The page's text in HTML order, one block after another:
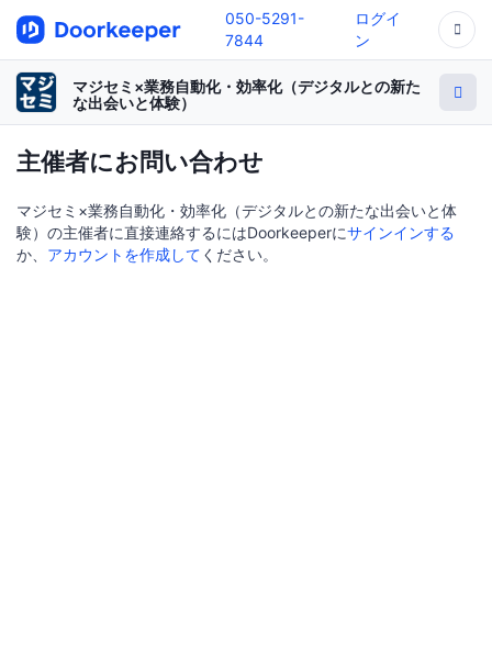
050-5291-
7844
ログイ
ン
マジセミ×業務自動化・効率化（デジタルとの新た
な出会いと体験）
主催者にお問い合わせ
マジセミ×業務自動化・効率化（デジタルとの新たな出会いと体
験）の主催者に直接連絡するにはDoorkeeperにサインインする
か、 アカウントを作成して ください。